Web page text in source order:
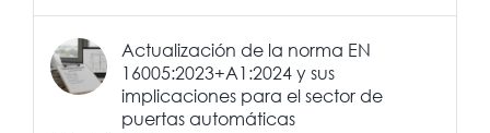
Actualización de la norma EN
16005:2023+A1:2024 y sus
implicaciones para el sector de
puertas automáticas